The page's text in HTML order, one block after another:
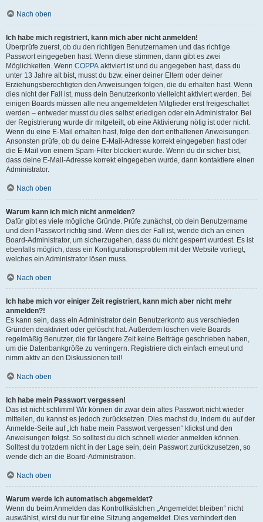
Nach oben
Ich habe mich registriert, kann mich aber nicht anmelden!
Überprüfe zuerst, ob du den richtigen Benutzernamen und das richtige
Passwort eingegeben hast. Wenn diese stimmen, dann gibt es zwei
Möglichkeiten. Wenn COPPA aktiviert ist und du angegeben hast, dass du
unter 13 Jahre alt bist, musst du bzw. einer deiner Eltern oder deiner
Erziehungsberechtigten den Anweisungen folgen, die du erhalten hast. Wenn
dies nicht der Fall ist, muss dein Benutzerkonto vielleicht aktiviert werden. Bei
einigen Boards müssen alle neu angemeldeten Mitglieder erst freigeschaltet
werden – entweder musst du dies selbst erledigen oder ein Administrator. Bei
der Registrierung wurde dir mitgeteilt, ob eine Aktivierung nötig ist oder nicht.
Wenn du eine E-Mail erhalten hast, folge den dort enthaltenen Anweisungen.
Ansonsten prüfe, ob du deine E-Mail-Adresse korrekt eingegeben hast oder
die E-Mail von einem Spam-Filter blockiert wurde. Wenn du dir sicher bist,
dass deine E-Mail-Adresse korrekt eingegeben wurde, dann kontaktiere einen
Administrator.
Nach oben
Warum kann ich mich nicht anmelden?
Dafür gibt es viele mögliche Gründe. Prüfe zunächst, ob dein Benutzername
und dein Passwort richtig sind. Wenn dies der Fall ist, wende dich an einen
Board-Administrator, um sicherzugehen, dass du nicht gesperrt wurdest. Es ist
ebenfalls möglich, dass ein Konfigurationsproblem mit der Website vorliegt,
welches ein Administrator lösen muss.
Nach oben
Ich habe mich vor einiger Zeit registriert, kann mich aber nicht mehr
anmelden?!
Es kann sein, dass ein Administrator dein Benutzerkonto aus verschieden
Gründen deaktiviert oder gelöscht hat. Außerdem löschen viele Boards
regelmäßig Benutzer, die für längere Zeit keine Beiträge geschrieben haben,
um die Datenbankgröße zu verringern. Registriere dich einfach erneut und
nimm aktiv an den Diskussionen teil!
Nach oben
Ich habe mein Passwort vergessen!
Das ist nicht schlimm! Wir können dir zwar dein altes Passwort nicht wieder
mitteilen, du kannst es jedoch zurücksetzen. Dies machst du, indem du auf der
Anmelde-Seite auf „Ich habe mein Passwort vergessen“ klickst und den
Anweisungen folgst. So solltest du dich schnell wieder anmelden können.
Solltest du trotzdem nicht in der Lage sein, dein Passwort zurückzusetzen, so
wende dich an die Board-Administration.
Nach oben
Warum werde ich automatisch abgemeldet?
Wenn du beim Anmelden das Kontrollkästchen „Angemeldet bleiben“ nicht
auswählst, wirst du nur für eine Sitzung angemeldet. Dies verhindert den